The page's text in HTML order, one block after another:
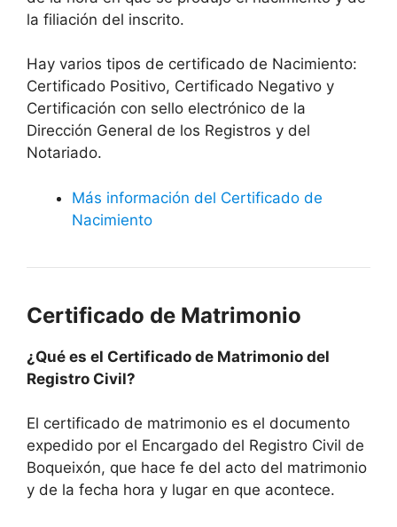
la filiación del inscrito.
Hay varios tipos de certificado de Nacimiento:
Certificado Positivo, Certificado Negativo y
Certificación con sello electrónico de la
Dirección General de los Registros y del
Notariado.
Más información del Certificado de
Nacimiento
Certificado de Matrimonio
¿Qué es el Certificado de Matrimonio del
Registro Civil?
El certificado de matrimonio es el documento
expedido por el Encargado del Registro Civil de
Boqueixón, que hace fe del acto del matrimonio
y de la fecha hora y lugar en que acontece.